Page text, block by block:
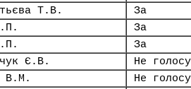
Т.В.
За
За
За
Є.В.
Не
В.М.
Не